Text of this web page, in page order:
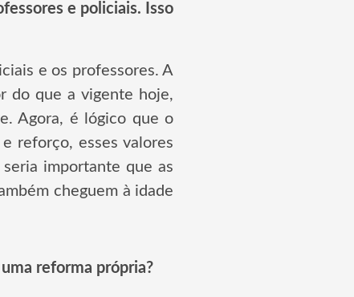
e policiais. Isso
e os professores. A
do que a vigente hoje,
Agora, é lógico que o
reforço, esses valores
importante que as
cheguem à idade
reforma própria?